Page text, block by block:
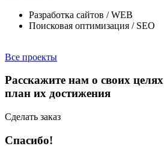
Разработка сайтов / WEB
Поисковая оптимизация / SEO
Все проекты
Расcкажите нам о своих целях
план их достижения
Сделать заказ
Спасибо!